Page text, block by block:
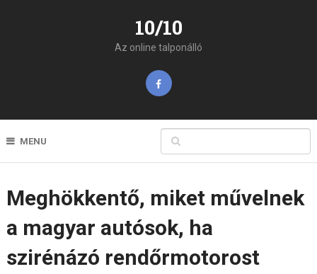
10/10
Az online talponálló
MENU
Meghökkentő, miket művelnek
a magyar autósok, ha
szirénázó rendőrmotorost